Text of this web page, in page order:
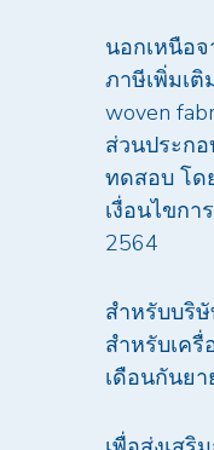
นอกเหนือ
ภาษีเพิ่มเ
woven
ส่วนประก
ทดสอบ โด
เงื่อนไขก
2564
สำหรับบริ
สำหรับเค
เดือนกันย